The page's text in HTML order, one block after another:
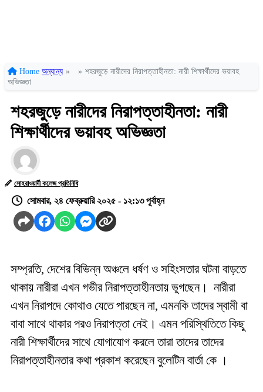
Home অন্যান্য » » শহরজুড়ে নারীদের নিরাপত্তাহীনতা: নারী শিক্ষার্থীদের ভয়াবহ
অভিজ্ঞতা
শহরজুড়ে নারীদের নিরাপত্তাহীনতা: নারী
শিক্ষার্থীদের ভয়াবহ অভিজ্ঞতা
সোহরাওয়ার্দী কলেজ প্রতিনিধি
সোমবার, ২৪ ফেব্রুয়ারি ২০২৫ - ১২:১৩ পূর্বাহ্ন
সম্প্রতি, দেশের বিভিন্ন অঞ্চলে ধর্ষণ ও সহিংসতার ঘটনা বাড়তে
থাকায় নারীরা এখন গভীর নিরাপত্তাহীনতায় ভুগছেন। নারীরা
এখন নিরাপদে কোথাও যেতে পারছেন না, এমনকি তাদের স্বামী বা
বাবা সাথে থাকার পরও নিরাপত্তা নেই। এমন পরিস্থিতিতে কিছু
নারী শিক্ষার্থীদের সাথে যোগাযোগ করলে তারা তাদের তাদের
নিরাপত্তাহীনতার কথা প্রকাশ করেছেন বুলেটিন বার্তা কে ।